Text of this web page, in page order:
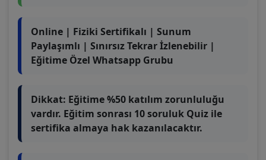
Online | Fiziki Sertifikalı | Sunum
Paylaşımlı | Sınırsız Tekrar İzlenebilir |
Eğitime Özel Whatsapp Grubu
Dikkat: Eğitime %50 katılım zorunluluğu
vardır. Eğitim sonrası 10 soruluk Quiz ile
sertifika almaya hak kazanılacaktır.